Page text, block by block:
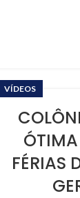
VÍDEOS
FÉRIAS